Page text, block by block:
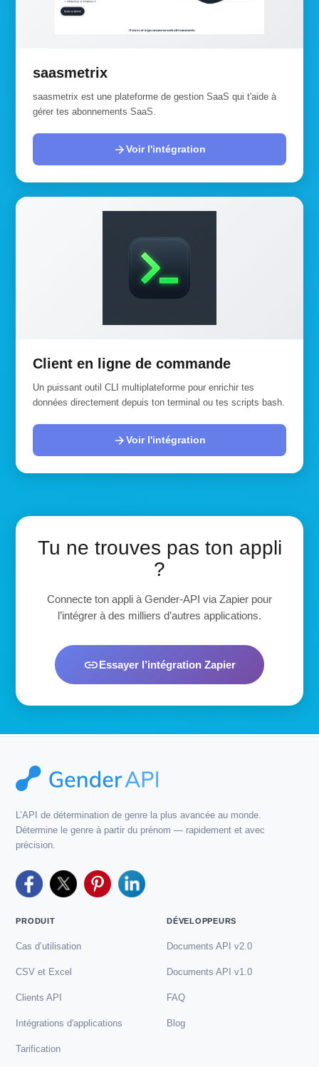
saasmetrix
saasmetrix est une plateforme de gestion SaaS qui t'aide à
gérer tes abonnements SaaS.
arrow_forwardVoir l'intégration
Client en ligne de commande
Un puissant outil CLI multiplateforme pour enrichir tes
données directement depuis ton terminal ou tes scripts bash.
arrow_forwardVoir l'intégration
Tu ne trouves pas ton appli
?
Connecte ton appli à Gender-API via Zapier pour
l’intégrer à des milliers d’autres applications.
linkEssayer l’intégration Zapier
L’API de détermination de genre la plus avancée au monde.
Détermine le genre à partir du prénom — rapidement et avec
précision.
PRODUIT
Cas d’utilisation
CSV et Excel
Clients API
Intégrations d'applications
Tarification
DÉVELOPPEURS
Documents API v2.0
Documents API v1.0
FAQ
Blog